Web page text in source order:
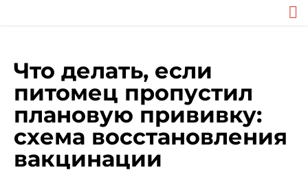
Что делать, если
питомец пропустил
плановую прививку:
схема восстановления
вакцинации